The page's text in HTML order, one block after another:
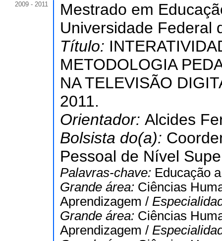
2009 - 2011
Mestrado em
Universidade Federal
Título:
METODOLOGIA
NA TELEVISÃO
2011.
Orientador: Alcides
Bolsista do(a):
Pessoal de Nível
Palavras-chave: Educação
Grande área: Ciências
Aprendizagem /
Grande área: Ciências
Aprendizagem /